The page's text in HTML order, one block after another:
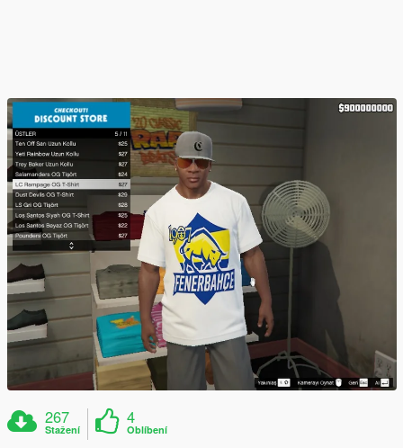
267
Stažení
4
Oblíbení